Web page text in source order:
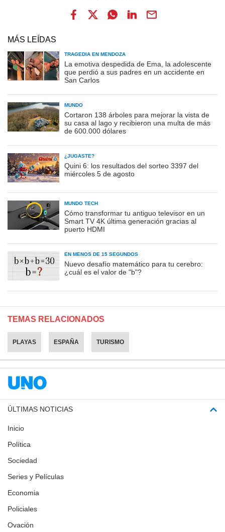
MÁS LEÍDAS
TRAGEDIA EN MENDOZA
La emotiva despedida de Ema, la adolescente
que perdió a sus padres en un accidente en
San Carlos
MUNDO
Cortaron 138 árboles para mejorar la vista de
su casa al lago y recibieron una multa de más
de 600.000 dólares
¿JUGASTE?
Quini 6: los resultados del sorteo 3397 del
miércoles 5 de agosto
MUNDO TECH
Cómo transformar tu antiguo televisor en un
Smart TV 4K última generación gracias al
puerto HDMI
EN MENOS DE 15 SEGUNDOS
Nuevo desafío matemático para tu cerebro:
¿cuál es el valor de "b"?
TEMAS RELACIONADOS
PLAYAS ESPAÑA TURISMO
ÚLTIMAS NOTICIAS
Inicio
Política
Sociedad
Series y Películas
Economia
Policiales
Ovación